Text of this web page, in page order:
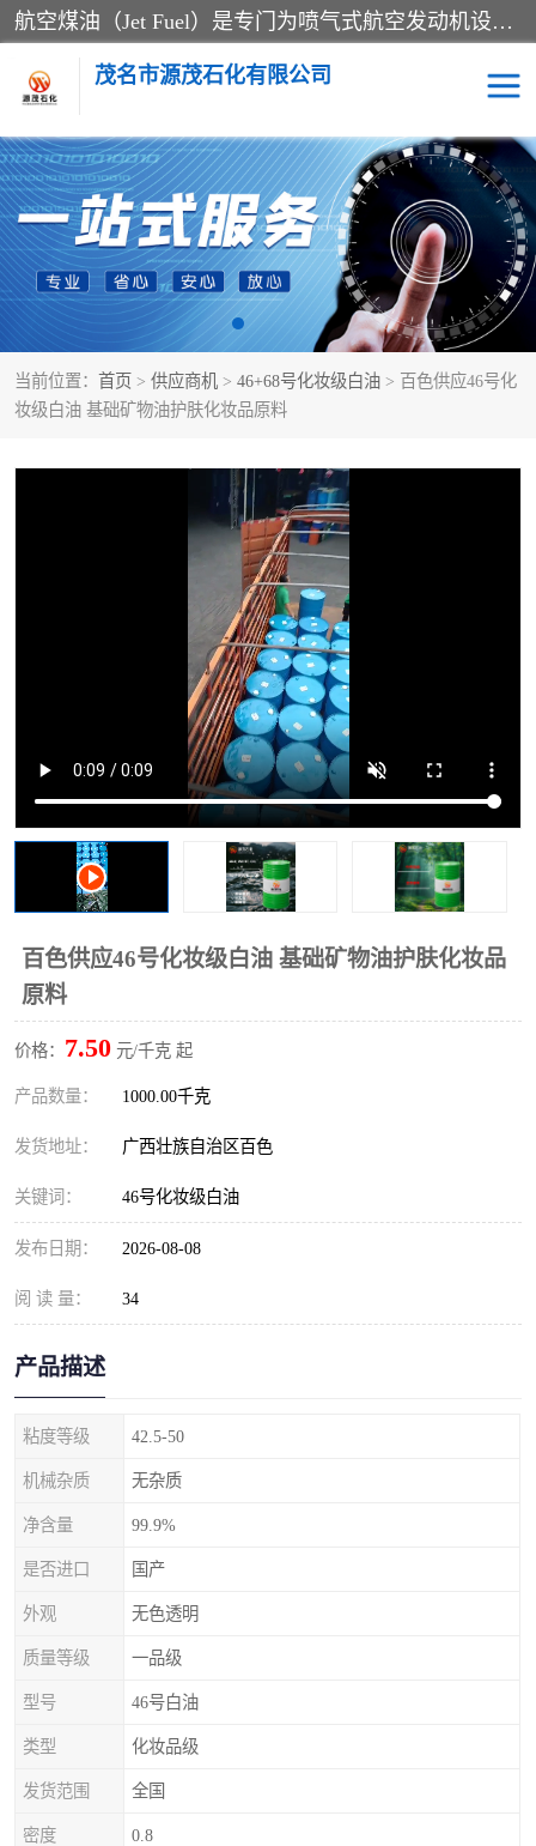
航空煤油（Jet Fuel）是专门为喷气式航空发动机设计的高纯度燃料，主要分为Jet A、Jet A-1和Jet B等类型。其特点是闪点高、低温流动性好，并添加了抗静电剂和抗氧化剂以确保飞行安全。航空煤油需
茂名市源茂石化有限公司
当前位置： 首页 > 供应商机 > 46+68号化妆级白油 > 百色供应46号化
妆级白油 基础矿物油护肤化妆品原料
百色供应46号化妆级白油 基础矿物油护肤化妆品
原料
价格： 7.50 元/千克 起
产品数量： 1000.00千克
发货地址： 广西壮族自治区百色
关键词： 46号化妆级白油
发布日期： 2026-08-08
阅 读 量： 34
产品描述
粘度等级 42.5-50
机械杂质 无杂质
净含量 99.9%
是否进口 国产
外观 无色透明
质量等级 一品级
型号 46号白油
类型 化妆品级
发货范围 全国
密度 0.8
RP3航空煤油 D20+D30溶剂油
D40+D60溶剂油 D80+D100溶剂油
6号+120号溶剂油 260号溶剂油
异构烷烃 天然乳胶
46+68号化妆级白油